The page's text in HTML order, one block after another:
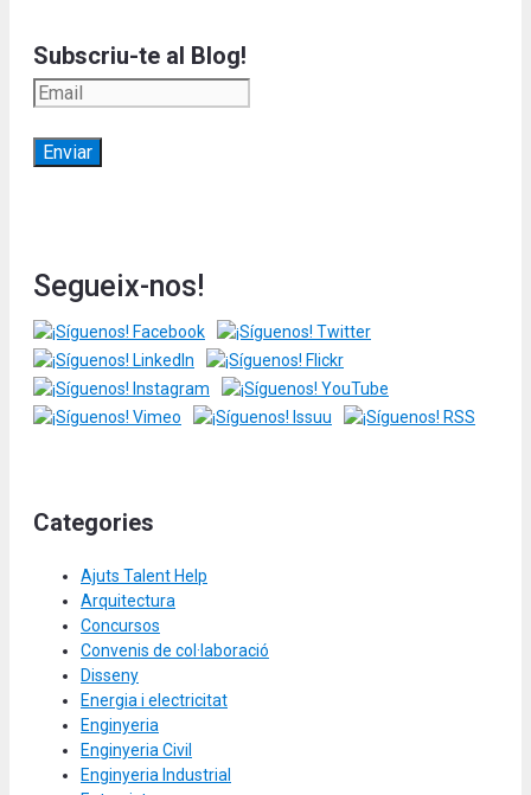
Subscriu-te al Blog!
Segueix-nos!
Categories
Ajuts Talent Help
Arquitectura
Concursos
Convenis de col·laboració
Disseny
Energia i electricitat
Enginyeria
Enginyeria Civil
Enginyeria Industrial